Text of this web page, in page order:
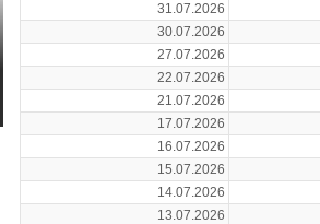
31.07.2026
30.07.2026
27.07.2026
22.07.2026
21.07.2026
17.07.2026
16.07.2026
15.07.2026
14.07.2026
13.07.2026